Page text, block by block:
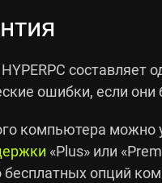
составляет
ошибки, если
компьютера можно
«Plus» или
опций